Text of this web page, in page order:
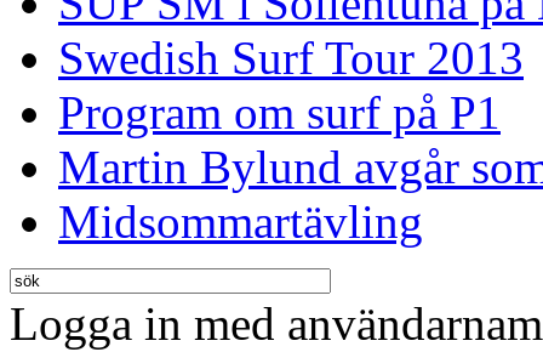
Swedish Surf Tour 2013
Program om surf på P1
Martin Bylund avgår
Midsommartävling
Logga in med